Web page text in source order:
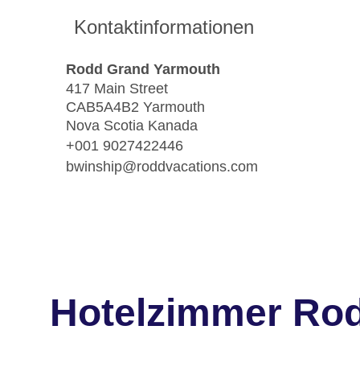
Kontaktinformationen
Rodd Grand Yarmouth
417 Main Street
CAB5A4B2 Yarmouth
Nova Scotia Kanada
+001 9027422446
bwinship@roddvacations.com
Hotelzimmer